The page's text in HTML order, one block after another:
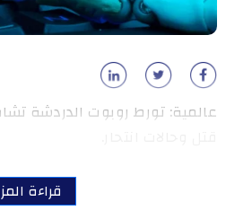
عالمية: تورط روبوت الدردشة
قراءة